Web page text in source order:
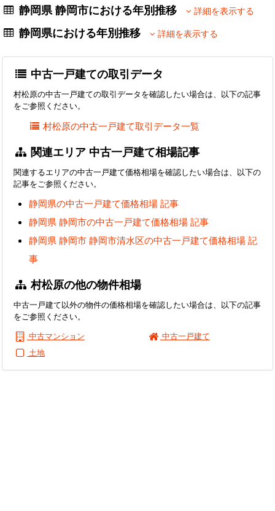
静岡県 静岡市における年別推移 詳細を表示する
静岡県における年別推移 詳細を表示する
中古一戸建ての取引データ
村松原の中古一戸建ての取引データを確認したい場合は、以下の記事
をご参照ください。
村松原の中古一戸建て取引データ一覧
関連エリア 中古一戸建て相場記事
関連するエリアの中古一戸建て価格相場を確認したい場合は、以下の
記事をご参照ください。
静岡県の中古一戸建て価格相場 記事
静岡県 静岡市の中古一戸建て価格相場 記事
静岡県 静岡市 静岡市清水区の中古一戸建て価格相場 記
事
村松原の他の物件相場
中古一戸建て以外の物件の価格相場を確認したい場合は、以下の記事
をご参照ください。
中古マンション
中古一戸建て
土地